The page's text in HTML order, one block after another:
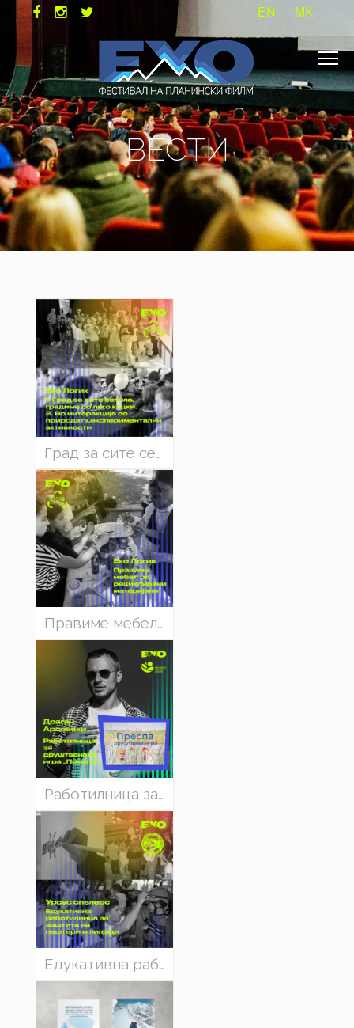
EN MK
ВЕСТИ
Град за сите сетила, градиме со лего коцки - Еко Логик (Eco - Logic)
Правиме мебел од рециклирани матријали - Еко Логик (Eco - Logic)
Работилница за деца: Заштита на биодиверзитетот на Преспа - преку играта „Преспа“
Едукативна работилница за деца: „Заштита на пештери и лилјаци“